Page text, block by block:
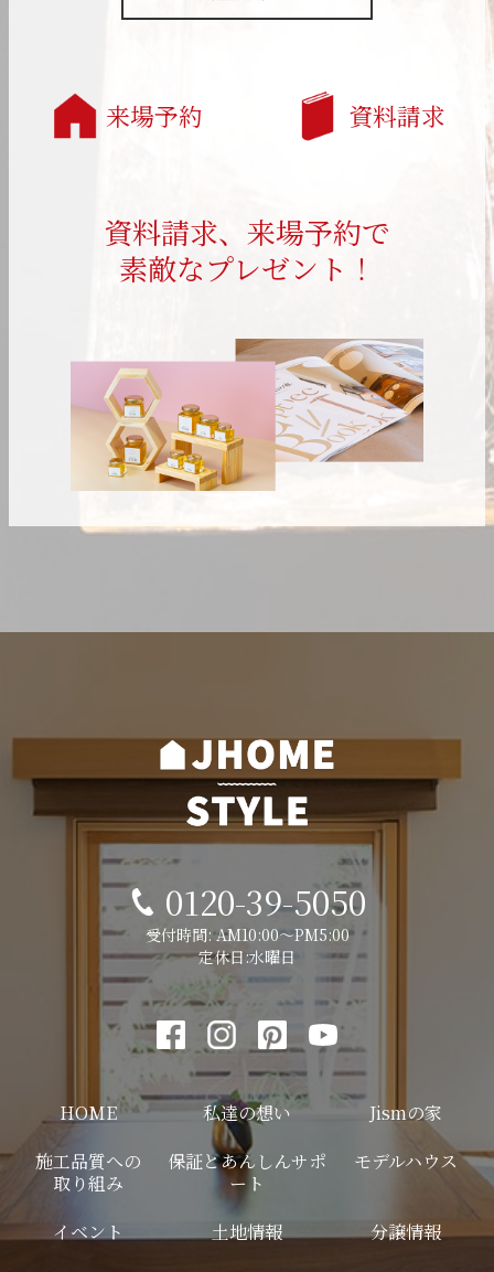
来場予約 資料請求
資料請求、来場予約で
素敵なプレゼント！
0120-39-5050
受付時間: AM10:00～PM5:00
定休日:水曜日
HOME 私達の想い
Jismの家
施工品質への
取り組み
保証とあんしんサポ
ート
モデルハウス
イベント 土地情報
分譲情報